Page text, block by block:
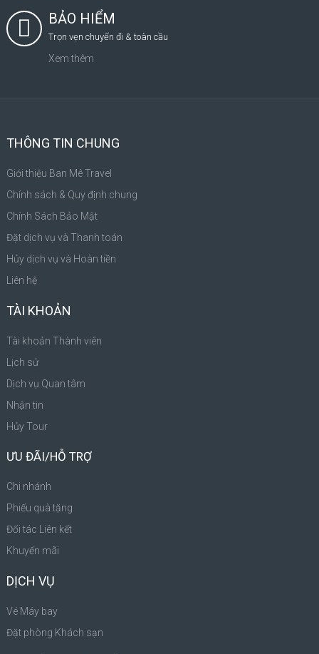
BẢO HIỂM
Trọn vẹn chuyến đi & toàn cầu
Xem thêm
THÔNG TIN CHUNG
Giới thiệu Ban Mê Travel
Chính sách & Quy định chung
Chính Sách Bảo Mật
Đặt dịch vụ và Thanh toán
Hủy dịch vụ và Hoàn tiền
Liên hệ
TÀI KHOẢN
Tài khoản Thành viên
Lịch sử
Dịch vụ Quan tâm
Nhận tin
Hủy Tour
ƯU ĐÃI/HỖ TRỢ
Chi nhánh
Phiếu quà tặng
Đối tác Liên kết
Khuyến mãi
DỊCH VỤ
Vé Máy bay
Đặt phòng Khách sạn